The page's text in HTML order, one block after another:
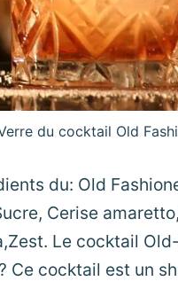
du cocktail Old
du: Old
Cerise
Le cocktail
Ce cocktail est un